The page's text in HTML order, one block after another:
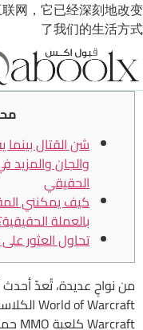
网，它已经深刻地改变
了我们的生活方式
شن القتال بينما
والجان والمزيد
الحقيقي
بالعملة
تحاول العثور